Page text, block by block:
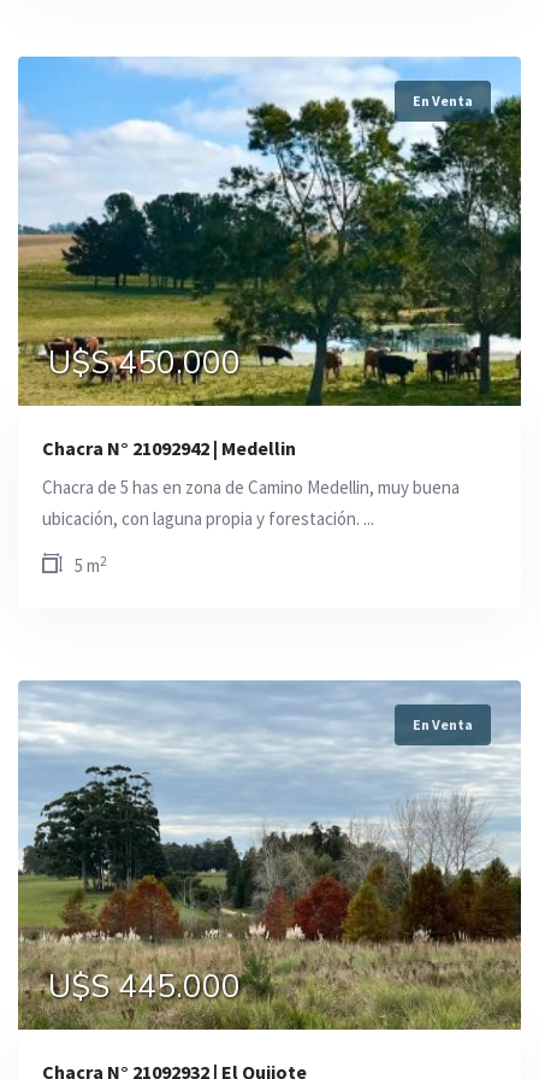
En Venta
U$S 450.000
Chacra N° 21092942 | Medellin
Chacra de 5 has en zona de Camino Medellin, muy buena
ubicación, con laguna propia y forestación. ...
5 m2
En Venta
U$S 445.000
Chacra N° 21092932 | El Quijote